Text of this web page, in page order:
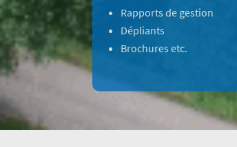
Rapports de gestion
Dépliants
Brochures etc.